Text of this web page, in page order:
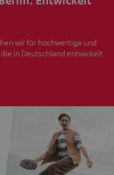
wir für hochwertige und
in Deutschland entwickelt